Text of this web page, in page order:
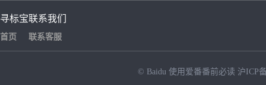
寻标宝
首页
联系我们
联系客服
© Baidu 使用爱番番前必读 沪ICP